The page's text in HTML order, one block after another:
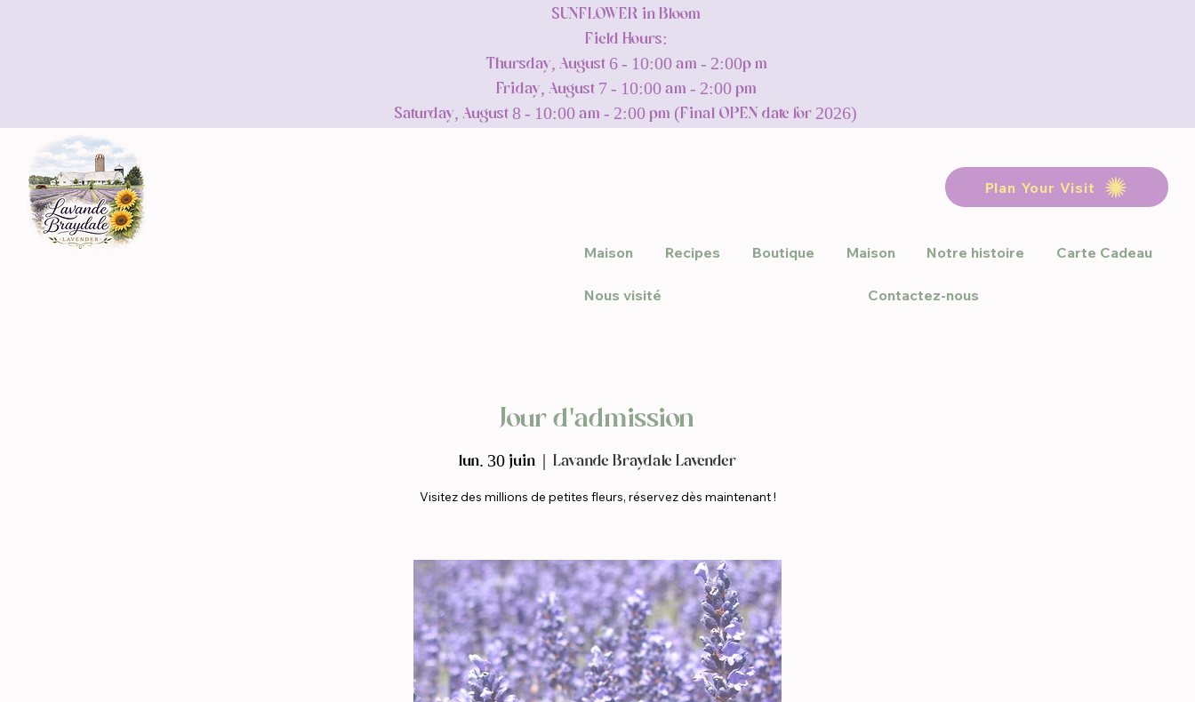
SUNFLOWER in Bloom
Field Hours:
Thursday, August 6 - 10:00 am - 2:00p m
Friday, August 7 - 10:00 am - 2:00 pm
Saturday, August 8 - 10:00 am - 2:00 pm (Final OPEN date for 2026)
Plan Your Visit
Maison Recipes Boutique Maison Notre histoire Carte Cadeau
Nous visité Contactez-nous
Jour d'admission
lun. 30 juin Lavande Braydale Lavender
Visitez des millions de petites fleurs, réservez dès maintenant !